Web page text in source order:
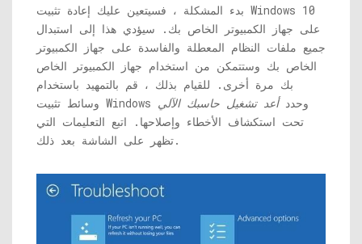
بدء المشكلة ، فسيتعين عليك إعادة تثبيت Windows 10
على جهاز الكمبيوتر الخاص بك. سيؤدي هذا إلى استبدال
جميع ملفات النظام المعطلة والفاسدة على جهاز الكمبيوتر
الخاص بك وستتمكن من استخدام جهاز الكمبيوتر الخاص
بك مرة أخرى. للقيام بذلك ، قم بالتمهيد باستخدام
وسائط تثبيت Windows وحددأعد تشغيل حاسبك الآلي
تحت استكشاف الأخطاء وإصلاحها. اتبع التعليمات التي
تظهر على الشاشة بعد ذلك.